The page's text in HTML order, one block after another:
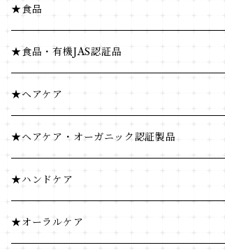
★食品
健康食品
米・小麦・シリアル
菓子類
穀物飲料・飲料
調味料
★食品・有機JAS認証品
健康食品
米・小麦・シリアル
菓子類
穀物飲料・飲料
★ヘアケア
ヘナ
★ヘアケア・オーガニック認証製品
★ハンドケア
★オーラルケア